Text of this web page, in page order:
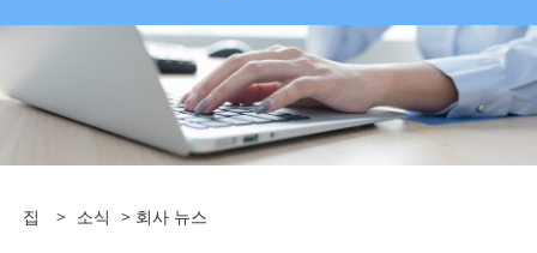
집 > 소식 > 회사 뉴스